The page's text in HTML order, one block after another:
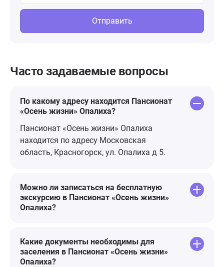
Отправить
Часто задаваемые вопросы
По какому адресу находится Пансионат
«Осень жизни» Опалиха?
Пансионат «Осень жизни» Опалиха
находится по адресу Московская
область, Красногорск, ул. Опалиха д 5.
Можно ли записаться на бесплатную
экскурсию в Пансионат «Осень жизни»
Опалиха?
Какие документы необходимы для
заселения в Пансионат «Осень жизни»
Опалиха?